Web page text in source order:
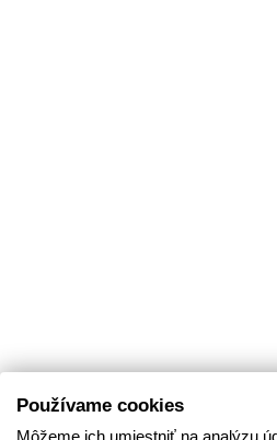
Používame cookies
Môžeme ich umiestniť na analýzu